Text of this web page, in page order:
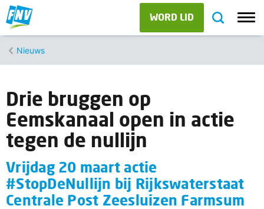
WORD LID
Nieuws
Drie bruggen op
Eemskanaal open in actie
tegen de nullijn
Vrijdag 20 maart actie
#StopDeNullijn bij Rijkswaterstaat
Centrale Post Zeesluizen Farmsum